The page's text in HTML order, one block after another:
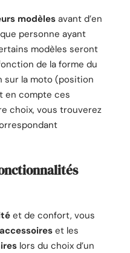
modèles avant d’en
personne ayant
modèles seront
de la forme du
sur la moto (position
en compte ces
choix, vous trouverez
et de confort, vous
accessoires et les
lors du choix d’un